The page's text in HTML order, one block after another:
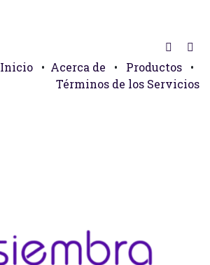
Inicio • Acerca de • Productos
•
Términos de los Servicios